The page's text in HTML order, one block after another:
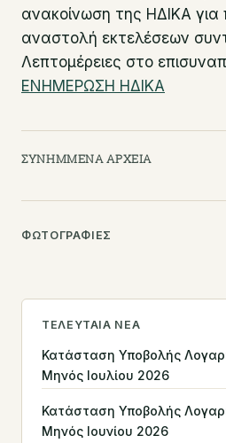
ανακοίνωση της ΗΔΙΚΑ για
αναστολή εκτελέσεων
Λεπτομέρειες στο
ΕΝΗΜΕΡΩΣΗ ΗΔΙΚΑ
ΣΥΝΗΜΜΈΝΑ ΑΡΧΕΊΑ
ΦΩΤΟΓΡΑΦΊΕΣ
ΤΕΛΕΥΤΑΊΑ ΝΈΑ
Κατάσταση Υποβολής
Μηνός Ιουλίου 2026
Κατάσταση Υποβολής
Μηνός Ιουνίου 2026